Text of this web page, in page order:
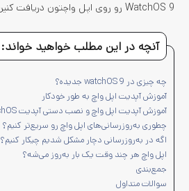
WatchOS 9 رو روی اپل واچ­تون دریافت کنین.
آنچه در این مطلب خواهید خواند:
چه چیزی در watchOS 9 جدیده؟
آموزش آپدیت اپل واچ به طور خودکار
آموزش آپدیت اپل واچ و نصب دستی آپدیت watchOS
چطوری به‌روزرسانی‌های اپل واچ رو سریع‌تر کنیم؟
اگه در به‌روزرسانی دچار مشکل شدیم چیکار کنیم؟
اپل واچ هر چند وقت یک بار به‌روز می­‌شه؟
جمع­‌بندی
سوالات متداول